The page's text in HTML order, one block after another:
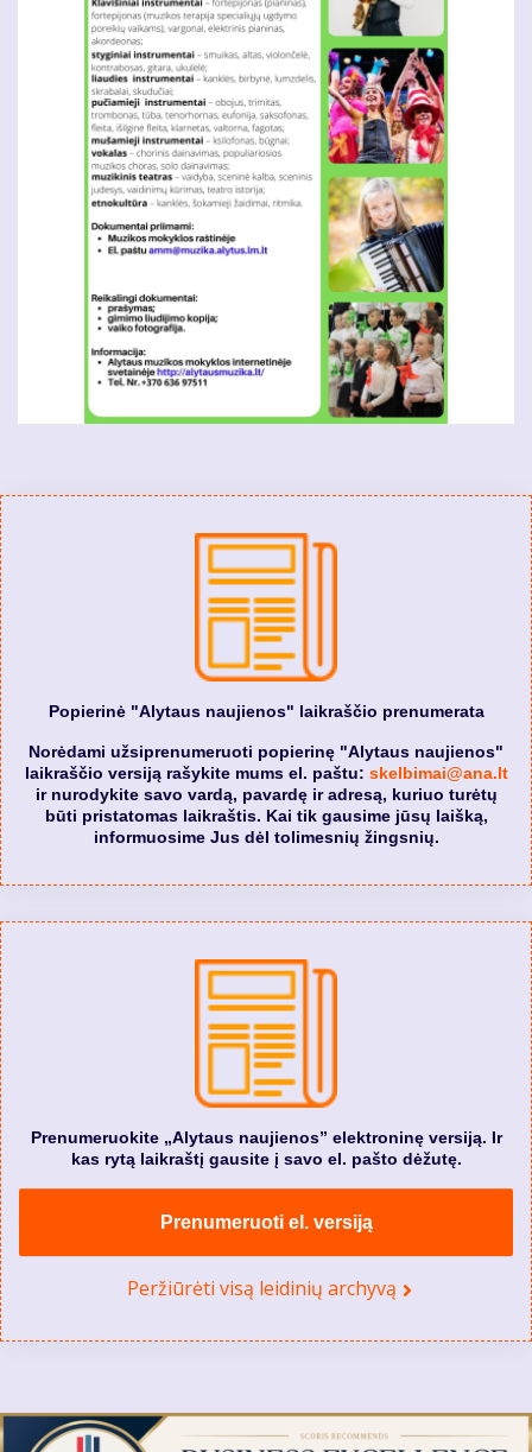
Popierinė "Alytaus naujienos" laikraščio prenumerata
Norėdami užsiprenumeruoti popierinę "Alytaus naujienos"
laikraščio versiją rašykite mums el. paštu: skelbimai@ana.lt
ir nurodykite savo vardą, pavardę ir adresą, kuriuo turėtų
būti pristatomas laikraštis. Kai tik gausime jūsų laišką,
informuosime Jus dėl tolimesnių žingsnių.
Prenumeruokite „Alytaus naujienos” elektroninę versiją. Ir
kas rytą laikraštį gausite į savo el. pašto dėžutę.
Prenumeruoti el. versiją
Peržiūrėti visą leidinių archyvą